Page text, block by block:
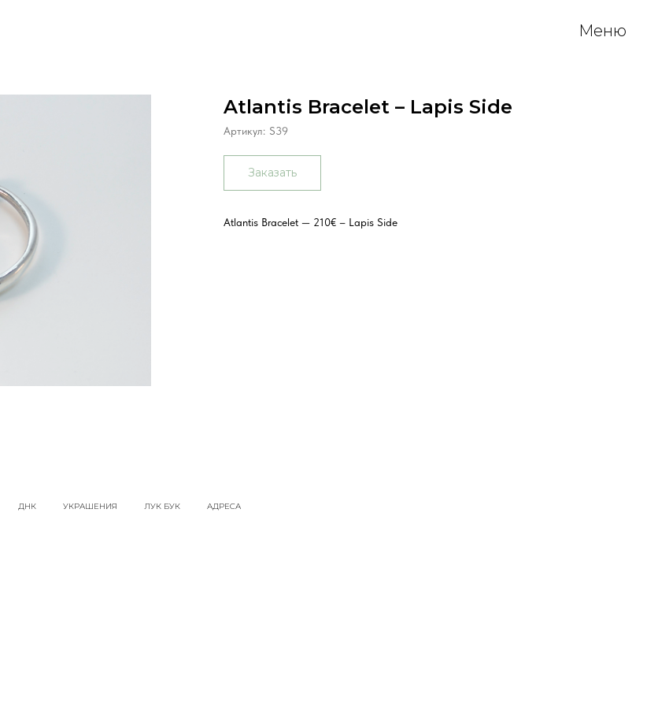
Меню
Atlantis Bracelet – Lapis Side
Артикул: S39
Заказать
Atlantis Bracelet — 210€ – Lapis Side
ДНК УКРАШЕНИЯ ЛУК БУК АДРЕСА